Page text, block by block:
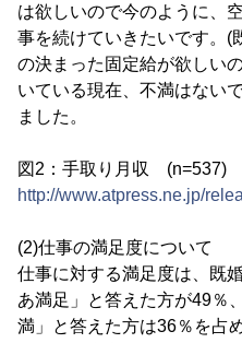
は欲しいので今のように、
事を続けていきたいです。(
の決まった固定給が欲しい
いている現在、不満はない
ました。
図2：手取り月収 (n=537)
http://www.atpress.ne.jp/
(2)仕事の満足度について
仕事に対する満足度は、既
あ満足」と答えた方が49％
満」と答えた方は36％を占